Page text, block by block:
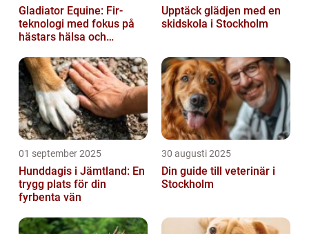
Gladiator Equine: Fir-
teknologi med fokus på
hästars hälsa och
Upptäck glädjen med en
skidskola i Stockholm
01 september 2025
Hunddagis i Jämtland: En
trygg plats för din
fyrbenta vän
30 augusti 2025
Din guide till veterinär i
Stockholm